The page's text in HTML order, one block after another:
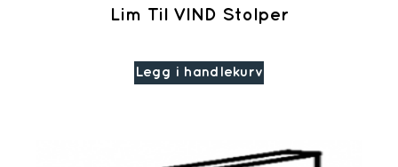
Lim Til VIND Stolper
Legg i handlekurv